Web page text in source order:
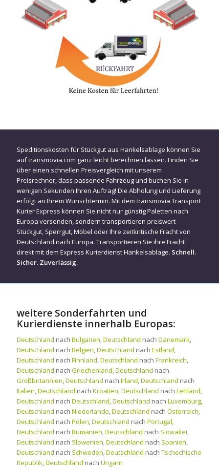
Speditionskosten für Stückgut aus Hankelsablage können Sie
auf transmovia.com ganz leicht berechnen lassen. Finden Sie
über einen schnellen Preisvergleich mit unserem
Preisrechner, dass passende Fahrzeug und buchen Sie in
wenigen Sekunden Ihren Auftrag! Die Abholung und Lieferung
erfolgt an Ihrem Wunschtermin. Mit dem transmovia Transport
Kurier Express können Sie nicht nur günstig Paletten nach
Europa versenden, sondern transportieren preiswert
Stückgut, Sperrgut, Möbel oder Ihre zeitkritische Fracht von
Deutschland nach Europa. Transportieren Sie ihre Fracht
direkt mit dem Express Kurierdienst Hankelsablage. Schnell.
Sicher. Zuverlässig.
weitere Sonderfahrten und
Kurierdienste innerhalb Europas:
Deutschland nach Bulgarien,Deutschland nach Dänemark,
Deutschland nach Belgien,Deutschland nach Estland,
Deutschland nach Finnland,Deutschland nach Frankreich,
Deutschland nach Griechenland,Deutschland nach
Großbritannien,Deutschland nach Irland,Deutschland nach
Italien,Deutschland nach Kroatien,Deutschland nach Lettland,
Deutschland nach Deutschland,Deutschland nach Luxemburg,
Deutschland nach Niederlande,Deutschland nach Österreich,
Deutschland nach Polen,Deutschland nach Portugal,
Deutschland nach Rumänien,Deutschland nach Slowakei,
Deutschland nach Slowenien,Deutschland nach Spanien,
Deutschland nach Schweden,Deutschland nach Tschechische
Republik,Deutschland nach Ungarn